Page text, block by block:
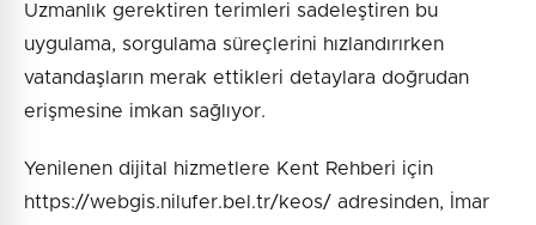
Uzmanlık gerektiren terimleri sadeleştiren bu
uygulama, sorgulama süreçlerini hızlandırırken
vatandaşların merak ettikleri detaylara doğrudan
erişmesine imkan sağlıyor.
Yenilenen dijital hizmetlere Kent Rehberi için
https://webgis.nilufer.bel.tr/keos/ adresinden, İmar